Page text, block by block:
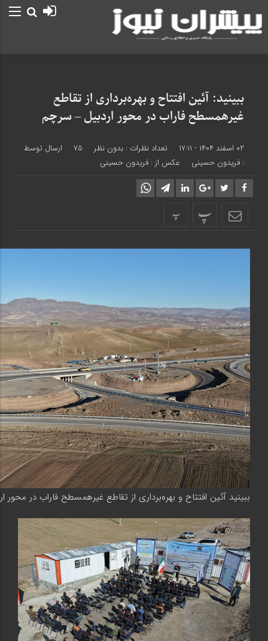
ببینید: آئین افتتاح و بهره‌برداری از تقاطع
غیرهمسطح فاراب در محور اردبیل – سرچم
۰۲ اسفند ۱۴۰۴ - ۱۷:۱۱ تعداد نظرات : بدون نظر
ارسال توسط
: فریدون حسینی عکس از : فریدون حسینی
پ پ
ببینید آئین افتتاح و بهره‌برداری از تقاطع غیرهمسطح فاراب در محور